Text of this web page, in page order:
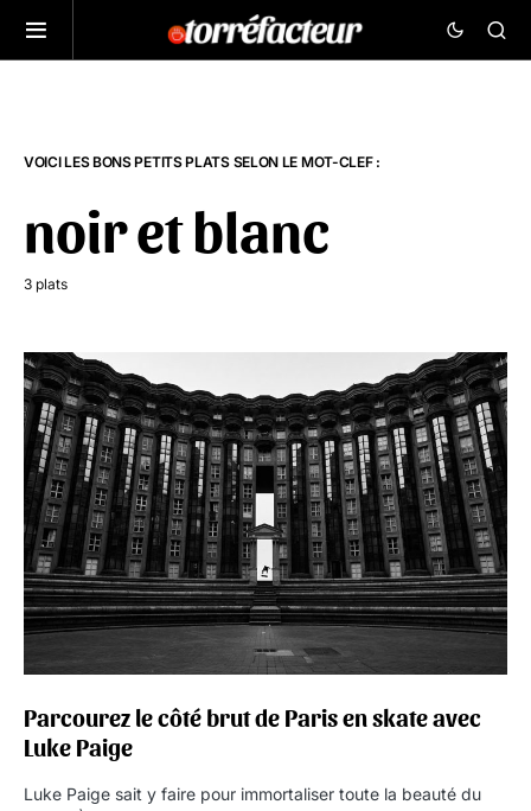
VOICI LES BONS PETITS PLATS SELON LE MOT-CLEF :
noir et blanc
3 plats
Parcourez le côté brut de Paris en skate avec
Luke Paige
Luke Paige sait y faire pour immortaliser toute la beauté du